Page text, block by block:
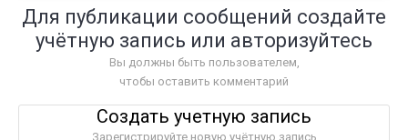
Для публикации сообщений создайте
учётную запись или авторизуйтесь
Вы должны быть пользователем,
чтобы оставить комментарий
Создать учетную запись
Зарегистрируйте новую учётную запись